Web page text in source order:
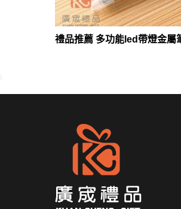
禮品推薦 多功能led帶燈金屬